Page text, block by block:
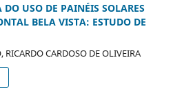
USO DE PAINÉIS SOLARES
BELA VISTA: ESTUDO DE
CARDOSO DE OLIVEIRA